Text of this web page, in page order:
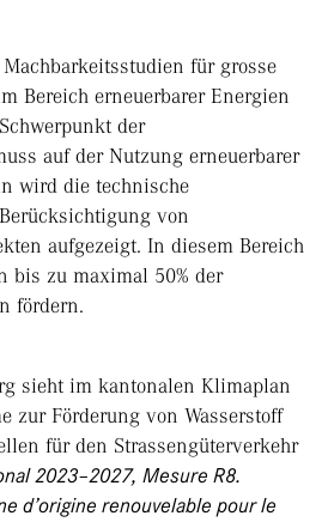
für grosse
Bereich erneuerbarer Energien
der
auf der Nutzung erneuerbarer
wird die technische
von
aufgezeigt. In diesem Bereich
bis zu maximal 50% der
fördern.
sieht im kantonalen Klimaplan
zur Förderung von Wasserstoff
für den Strassengüterverkehr
2023–2027, Mesure R8.
d’origine renouvelable pour le